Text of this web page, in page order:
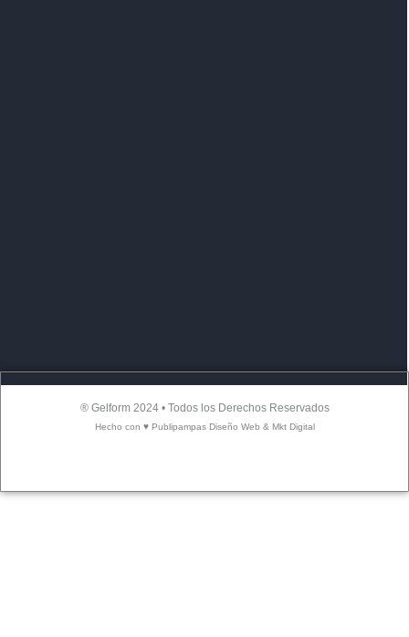
® Gelform 2024 • Todos los Derechos Reservados
Hecho con ♥ Publipampas Diseño Web & Mkt Digital